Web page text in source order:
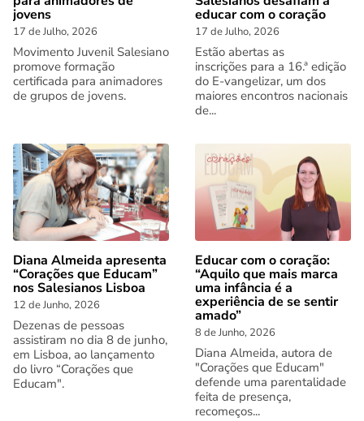
jovens
17 de Julho, 2026
Movimento Juvenil Salesiano
promove formação
certificada para animadores
de grupos de jovens.
educar com o coração
17 de Julho, 2026
Estão abertas as
inscrições para a 16.ª edição
do E-vangelizar, um dos
maiores encontros nacionais
de...
Diana Almeida apresenta
“Corações que Educam”
nos Salesianos Lisboa
12 de Junho, 2026
Dezenas de pessoas
assistiram no dia 8 de junho,
em Lisboa, ao lançamento
do livro “Corações que
Educam".
Educar com o coração:
“Aquilo que mais marca
uma infância é a
experiência de se sentir
amado”
8 de Junho, 2026
Diana Almeida, autora de
"Corações que Educam"
defende uma parentalidade
feita de presença,
recomeços...